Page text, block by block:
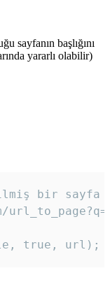
sayfanın başlığını
yararlı olabilir)
bir sayfa
true, url);